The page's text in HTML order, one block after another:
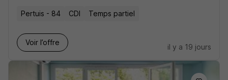
Pertuis - 84 CDI Temps partiel
Voir l’offre
il y a 19 jours